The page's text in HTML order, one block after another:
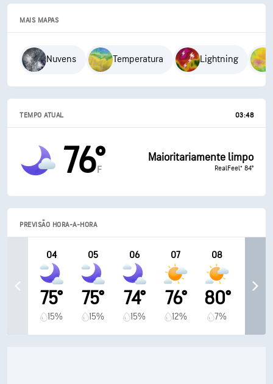
MAIS MAPAS
Nuvens Temperatura Lightning
TEMPO ATUAL 03:48
76°
F
Maioritariamente limpo
RealFeel® 84°
PREVISÃO HORA-A-HORA
04
75°
15%
05
75°
15%
06
74°
15%
07
76°
12%
08
80°
7%